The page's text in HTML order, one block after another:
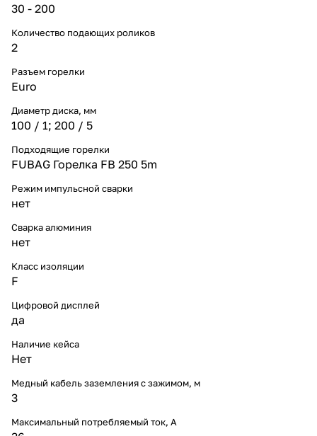
30 - 200
Количество подающих роликов
2
Разъем горелки
Euro
Диаметр диска, мм
100 / 1; 200 / 5
Подходящие горелки
FUBAG Горелка FB 250 5m
Режим импульсной сварки
нет
Сварка алюминия
нет
Класс изоляции
F
Цифровой дисплей
да
Наличие кейса
Нет
Медный кабель заземления с зажимом, м
3
Максимальный потребляемый ток, А